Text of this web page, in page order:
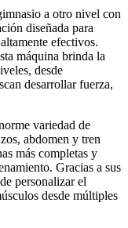
a otro nivel con
diseñada para
efectivos.
máquina brinda la
desde
desarrollar fuerza,
variedad de
abdomen y tren
más completas y
Gracias a sus
personalizar el
desde múltiples